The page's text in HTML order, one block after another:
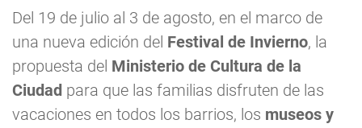
Del 19 de julio al 3 de agosto, en el marco de
una nueva edición del Festival de Invierno, la
propuesta del Ministerio de Cultura de la
Ciudad para que las familias disfruten de las
vacaciones en todos los barrios, los museos y